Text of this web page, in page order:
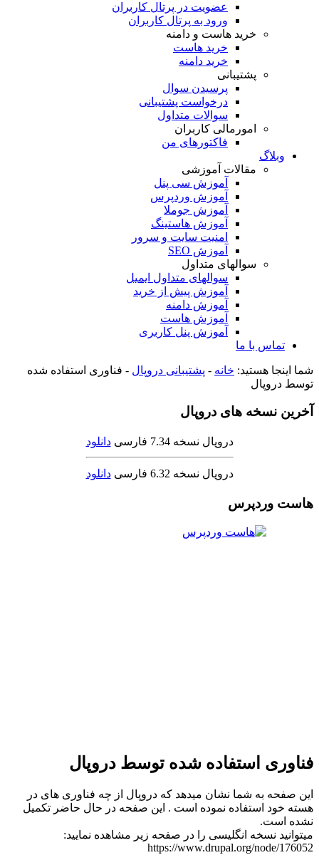
عضویت در پرتال کاربران
ورود به پرتال کاربران
خرید هاست و دامنه
خرید هاست
خرید دامنه
پشتیبانی
پرسیدن سوال
درخواست پشتیبانی
سوالات متداول
امورمالی کاربران
فاکتورهای من
وبلاگ
مقالات آموزشی
آموزش سی پنل
آموزش وردپرس
آموزش جوملا
آموزش هاستینگ
امنیت سایت و سرور
آموزش SEO
سوالهای متداول
سوالهای متداول ایمیل
آموزش پیش از خرید
آموزش دامنه
آموزش هاست
آموزش پنل کاربری
تماس با ما
شما اینجا هستید: خانه - پشتیبانی دروپال - فناوری استفاده شده
توسط دروپال
آخرین نسخه های دروپال
دروپال نسخه 7.34 فارسی دانلود
دروپال نسخه 6.32 فارسی دانلود
هاست وردپرس
فناوری استفاده شده توسط دروپال
این صفحه به شما نشان میدهد که دروپال از چه فناوری های در
هسته خود استفاده نموده است . این صفحه در حال حاضر تکمیل
نشده است.
میتوانید نسخه انگلیسی را در صفحه زیر مشاهده نمایید:
https://www.drupal.org/node/176052